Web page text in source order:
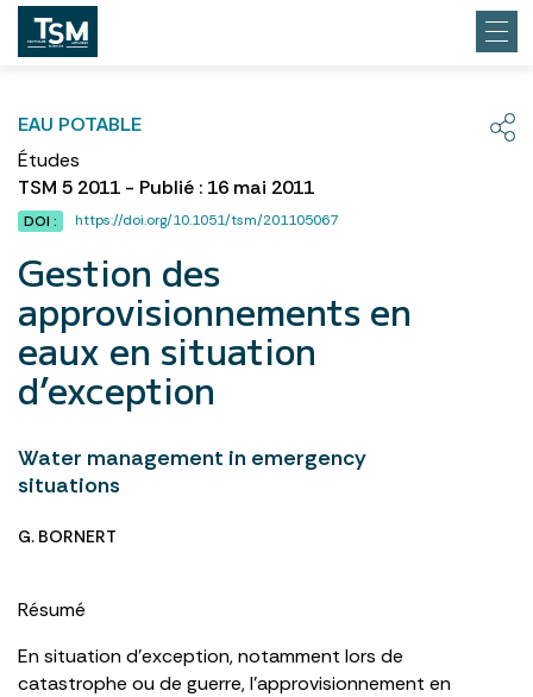
EAU POTABLE
Études
TSM 5 2011 - Publié : 16 mai 2011
DOI : https://doi.org/10.1051/tsm/201105067
Gestion des
approvisionnements en
eaux en situation
d’exception
Water management in emergency
situations
G. BORNERT
Résumé
En situation d’exception, notamment lors de
catastrophe ou de guerre, l’approvisionnement en